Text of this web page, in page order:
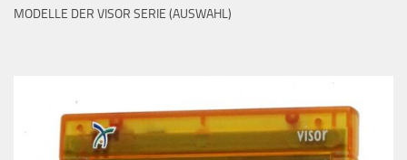
MODELLE DER VISOR SERIE (AUSWAHL)